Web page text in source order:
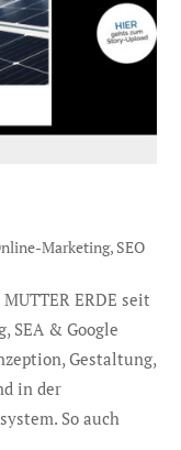
Marketing, SEO
ERDE seit
SEA & Google
Gestaltung,
in der
So auch